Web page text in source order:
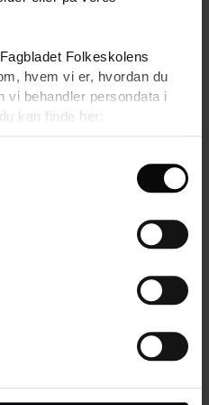
Folkeskolens
hvem vi er, hvordan du
vi behandler persondata i
kan finde her:
-
mellemtrin